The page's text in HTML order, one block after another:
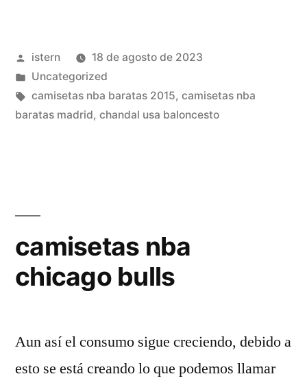
bordadas»
Publicado
por
istern
18 de agosto de 2023
Publicado
en
Uncategorized
Etiquetas:
camisetas nba baratas 2015, camisetas nba
baratas madrid, chandal usa baloncesto
camisetas nba
chicago bulls
Aun así el consumo sigue creciendo, debido a
esto se está creando lo que podemos llamar